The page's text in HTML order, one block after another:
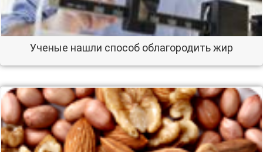
Ученые нашли способ облагородить жир